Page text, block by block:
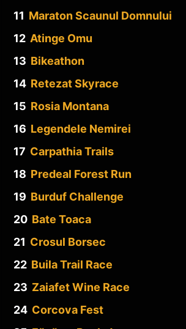
11 Maraton Scaunul Domnului
12 Atinge Omu
13 Bikeathon
14 Retezat Skyrace
15 Rosia Montana
16 Legendele Nemirei
17 Carpathia Trails
18 Predeal Forest Run
19 Burduf Challenge
20 Bate Toaca
21 Crosul Borsec
22 Buila Trail Race
23 Zaiafet Wine Race
24 Corcova Fest